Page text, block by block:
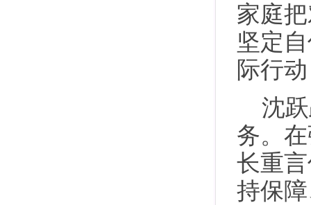
家庭
坚定
际行
沈
务。
长重
持保